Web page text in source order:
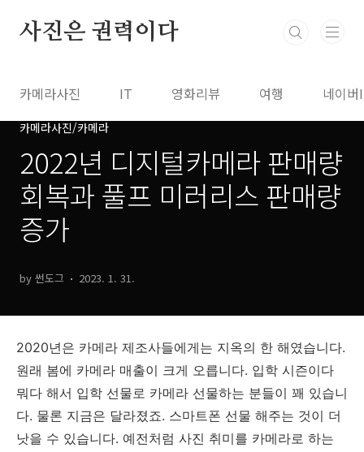
사진은 권력이다
카메라사진 IT 영화리뷰 여행 네이
카메라사진/카메라
2022년 디지털카메라 판매량
회복과 풀프 미러리스 판매량
증가
by 썬도그 2023. 1. 31.
2020년은 카메라 제조사들에게는 지옥의 한 해였습니다.
원래 봄에 카메라 매출이 크게 오릅니다. 입학 시즌이다
뭐다 해서 입학 선물로 카메라 선물하는 분들이 꽤 있습니
다. 물론 지금은 달라졌죠. 스마트폰 선물 해주는 것이 더
낫을 수 있습니다. 예전처럼 사진 취미를 카메라로 하는